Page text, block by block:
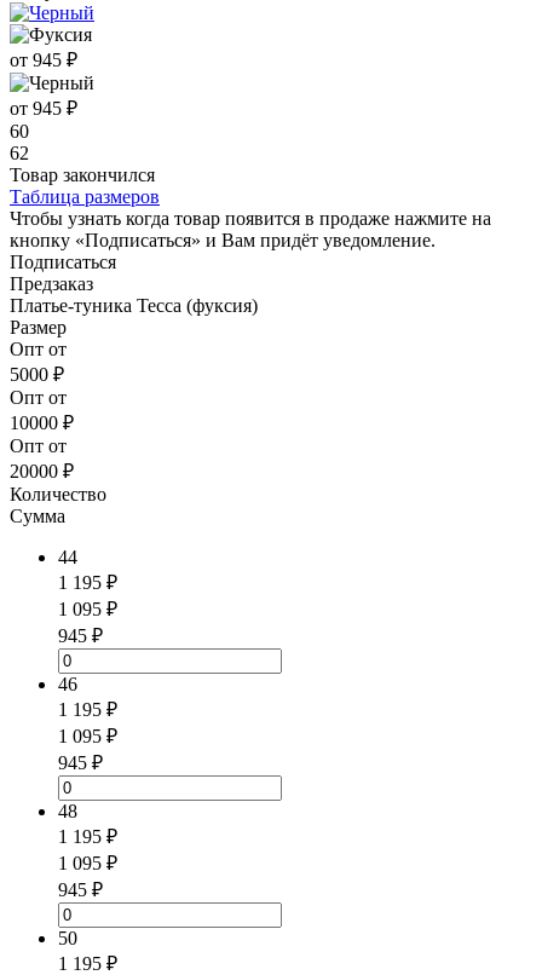
от 945 ₽
от 945 ₽
60
62
Товар закончился
Таблица размеров
Чтобы узнать когда товар появится в продаже нажмите на
кнопку «Подписаться» и Вам придёт уведомление.
Подписаться
Предзаказ
Платье-туника Тесса (фуксия)
Размер
Опт от
5000 ₽
Опт от
10000 ₽
Опт от
20000 ₽
Количество
Сумма
44
1 195 ₽
1 095 ₽
945 ₽
46
1 195 ₽
1 095 ₽
945 ₽
48
1 195 ₽
1 095 ₽
945 ₽
50
1 195 ₽